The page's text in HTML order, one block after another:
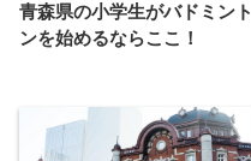
青森県の小学生がバドミント
ンを始めるならここ！